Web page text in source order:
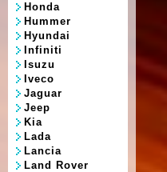
Honda
Hummer
Hyundai
Infiniti
Isuzu
Iveco
Jaguar
Jeep
Kia
Lada
Lancia
Land Rover